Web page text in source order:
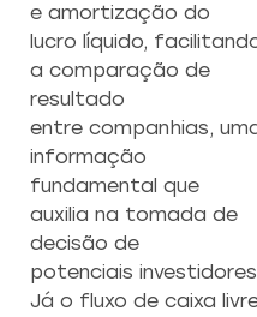
e amortização do
lucro líquido,
a comparação de
resultado
entre companhias,
informação
fundamental que
auxilia na tomada de
decisão de
potenciais
Já o fluxo de caixa